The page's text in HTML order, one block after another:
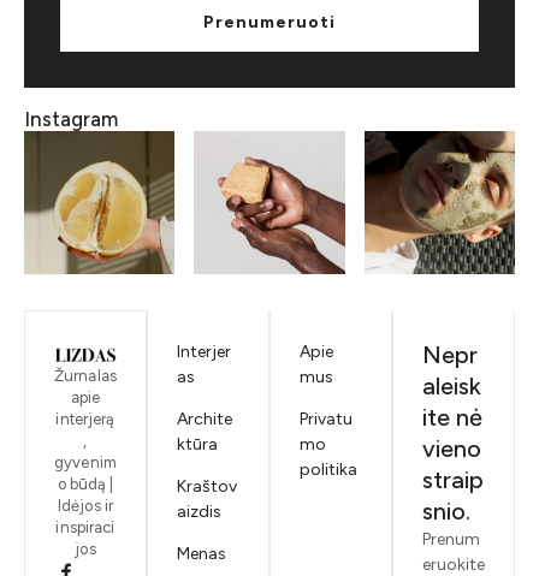
Prenumeruoti
Instagram
Žurnalas
apie
interjerą
,
gyvenim
o būdą |
Idėjos ir
inspiraci
jos
Interjer
as
Archite
ktūra
Kraštov
aizdis
Menas
Apie
mus
Privatu
mo
politika
Nepr
aleisk
ite nė
vieno
straip
snio.
Prenum
eruokite